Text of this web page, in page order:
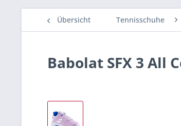
Übersicht Tennisschuhe
Babolat SFX 3 All